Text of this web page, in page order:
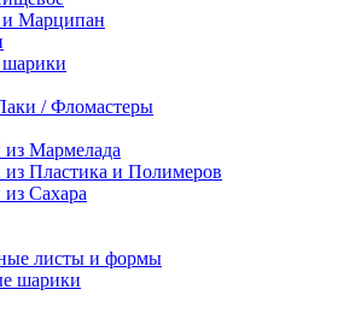
Марципан
/ Фломастеры
Мармелада
Пластика и Полимеров
Сахара
листы и формы
шарики